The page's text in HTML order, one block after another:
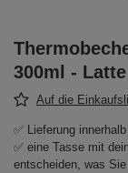
300ml - Latte
Auf die
✅ Lieferung
✅ eine Tasse mit
entscheiden, was Sie